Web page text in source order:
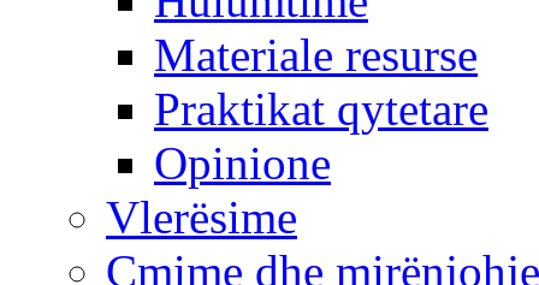
Materiale resurse
Praktikat qytetare
Opinione
Vlerësime
Çmime dhe mirënjohje